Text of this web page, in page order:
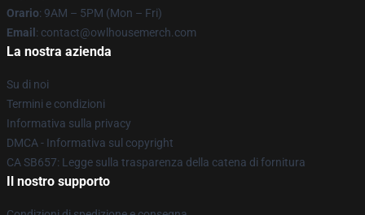
Orario: 9AM – 5PM (Mon – Fri)
Email : contact@owlhousemerch.com
La nostra azienda
Su di noi
Termini e condizioni
Informativa sulla privacy
DMCA - Informativa sul copyright
CA SB657: Legge sulla trasparenza della catena di fornitura
Il nostro supporto